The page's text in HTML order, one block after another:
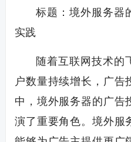
标题：境外服务器
实践
随着互联网技术的
户数量持续增长，广告
中，境外服务器的广告
演了重要角色。境外服